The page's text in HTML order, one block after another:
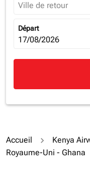
Ville de retour
Départ
fc-booking-
17/08/2026
Accueil Kenya
Royaume-Uni - Ghana